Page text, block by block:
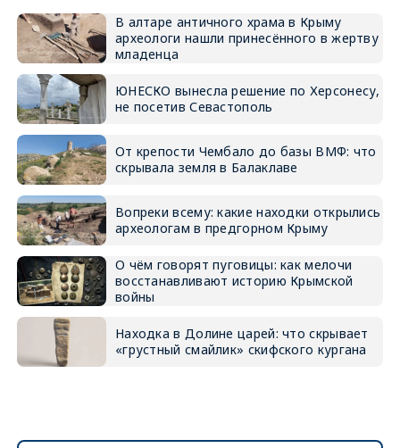
В алтаре античного храма в Крыму
археологи нашли принесённого в жертву
младенца
ЮНЕСКО вынесла решение по Херсонесу,
не посетив Севастополь
От крепости Чембало до базы ВМФ: что
скрывала земля в Балаклаве
Вопреки всему: какие находки открылись
археологам в предгорном Крыму
О чём говорят пуговицы: как мелочи
восстанавливают историю Крымской
войны
Находка в Долине царей: что скрывает
«грустный смайлик» скифского кургана